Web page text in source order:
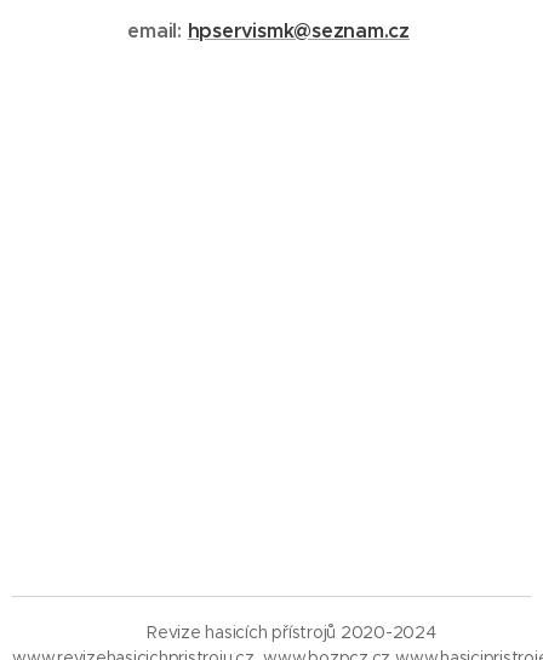
email: hpservismk@seznam.cz
Revize hasicích přístrojů 2020-2024